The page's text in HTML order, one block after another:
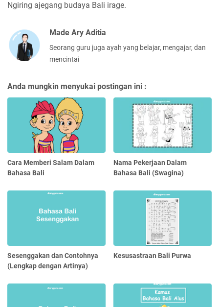
Ngiring ajegang budaya Bali irage.
Made Ary Aditia
Seorang guru juga ayah yang belajar, mengajar, dan
mencintai
Anda mungkin menyukai postingan ini :
Cara Memberi Salam Dalam
Bahasa Bali
Nama Pekerjaan Dalam
Bahasa Bali (Swagina)
Sesenggakan dan Contohnya
(Lengkap dengan Artinya)
Kesusastraan Bali Purwa